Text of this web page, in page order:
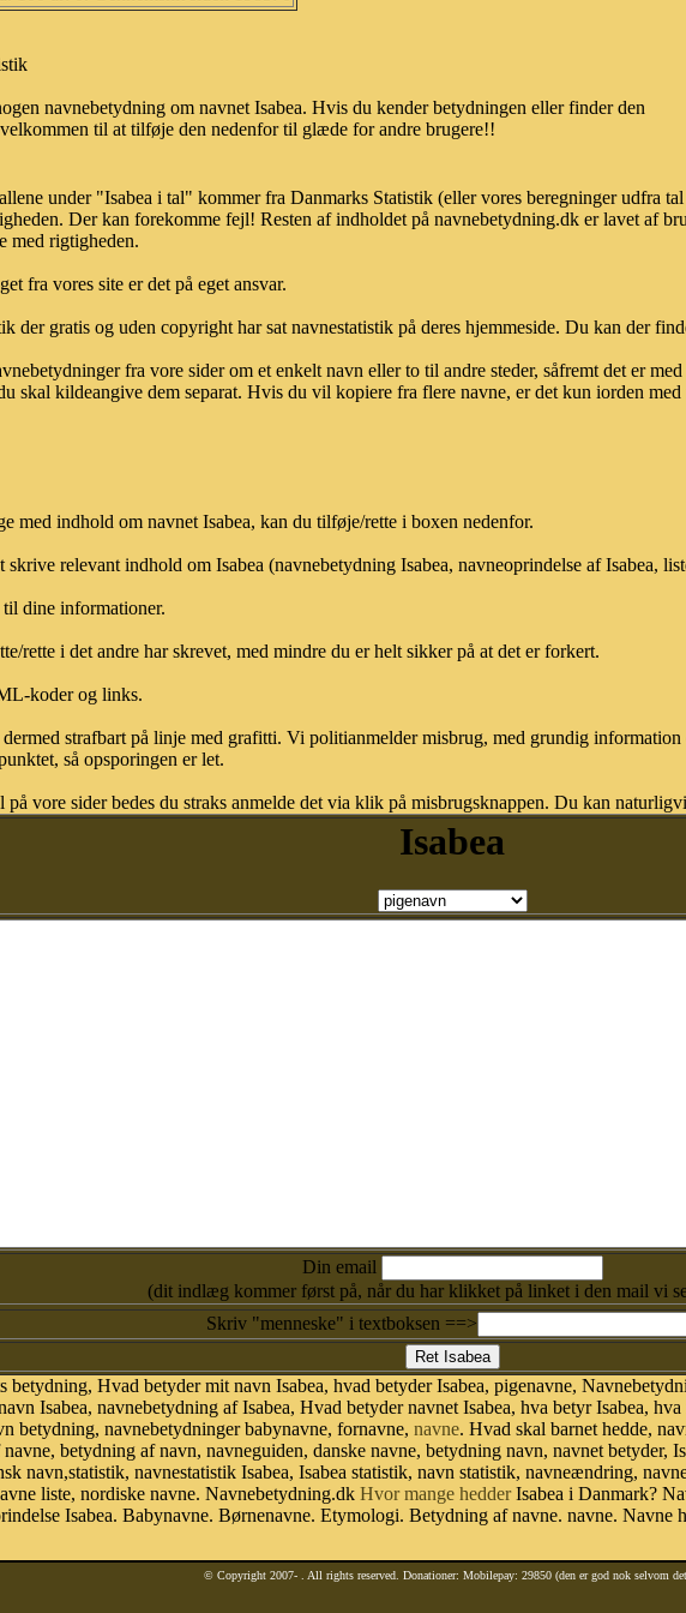
navnebetydning om navnet Isabea. Hvis du kender betydningen eller finder den
velkommen til at tilføje den nedenfor til glæde for andre brugere!!
under "Isabea i tal" kommer fra Danmarks Statistik (eller vores beregninger udfra
Der kan forekomme fejl! Resten af indholdet på navnebetydning.dk er lavet af
med rigtigheden.
fra vores site er det på eget ansvar.
der gratis og uden copyright har sat navnestatistik på deres hjemmeside. Du kan der
fra vore sider om et enkelt navn eller to til andre steder, såfremt det er
skal kildeangive dem separat. Hvis du vil kopiere fra flere navne, er det kun iorden
med indhold om navnet Isabea, kan du tilføje/rette i boxen nedenfor.
relevant indhold om Isabea (navnebetydning Isabea, navneoprindelse af Isabea,
dine informationer.
rette i det andre har skrevet, med mindre du er helt sikker på at det er forkert.
koder og links.
strafbart på linje med grafitti. Vi politianmelder misbrug, med grundig
så opsporingen er let.
vore sider bedes du straks anmelde det via klik på misbrugsknappen. Du kan
Isabea
Din email
(dit indlæg kommer først på, når du har klikket på linket i den mail vi
Skriv "menneske" i textboksen ==>
betydning, Hvad betyder mit navn Isabea, hvad betyder Isabea, pigenavne,
Isabea, navnebetydning af Isabea, Hvad betyder navnet Isabea, hva betyr Isabea,
betydning, navnebetydninger babynavne, fornavne, navne. Hvad skal barnet hedde,
betydning af navn, navneguiden, danske navne, betydning navn, navnet betyder,
navn,statistik, navnestatistik Isabea, Isabea statistik, navn statistik, navneændring,
liste, nordiske navne. Navnebetydning.dk Hvor mange hedderIsabea i Danmark?
Isabea. Babynavne. Børnenavne. Etymologi. Betydning af navne. navne.
© Copyright 2007- . All rights reserved. Donationer: Mobilepay: 29850 (den er god nok selvom